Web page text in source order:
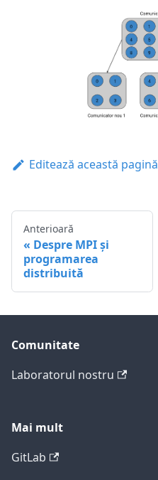
Editează această pagină
Anterioară
Despre MPI și
programarea
distribuită
Comunitate
Laboratorul nostru
Mai mult
GitLab